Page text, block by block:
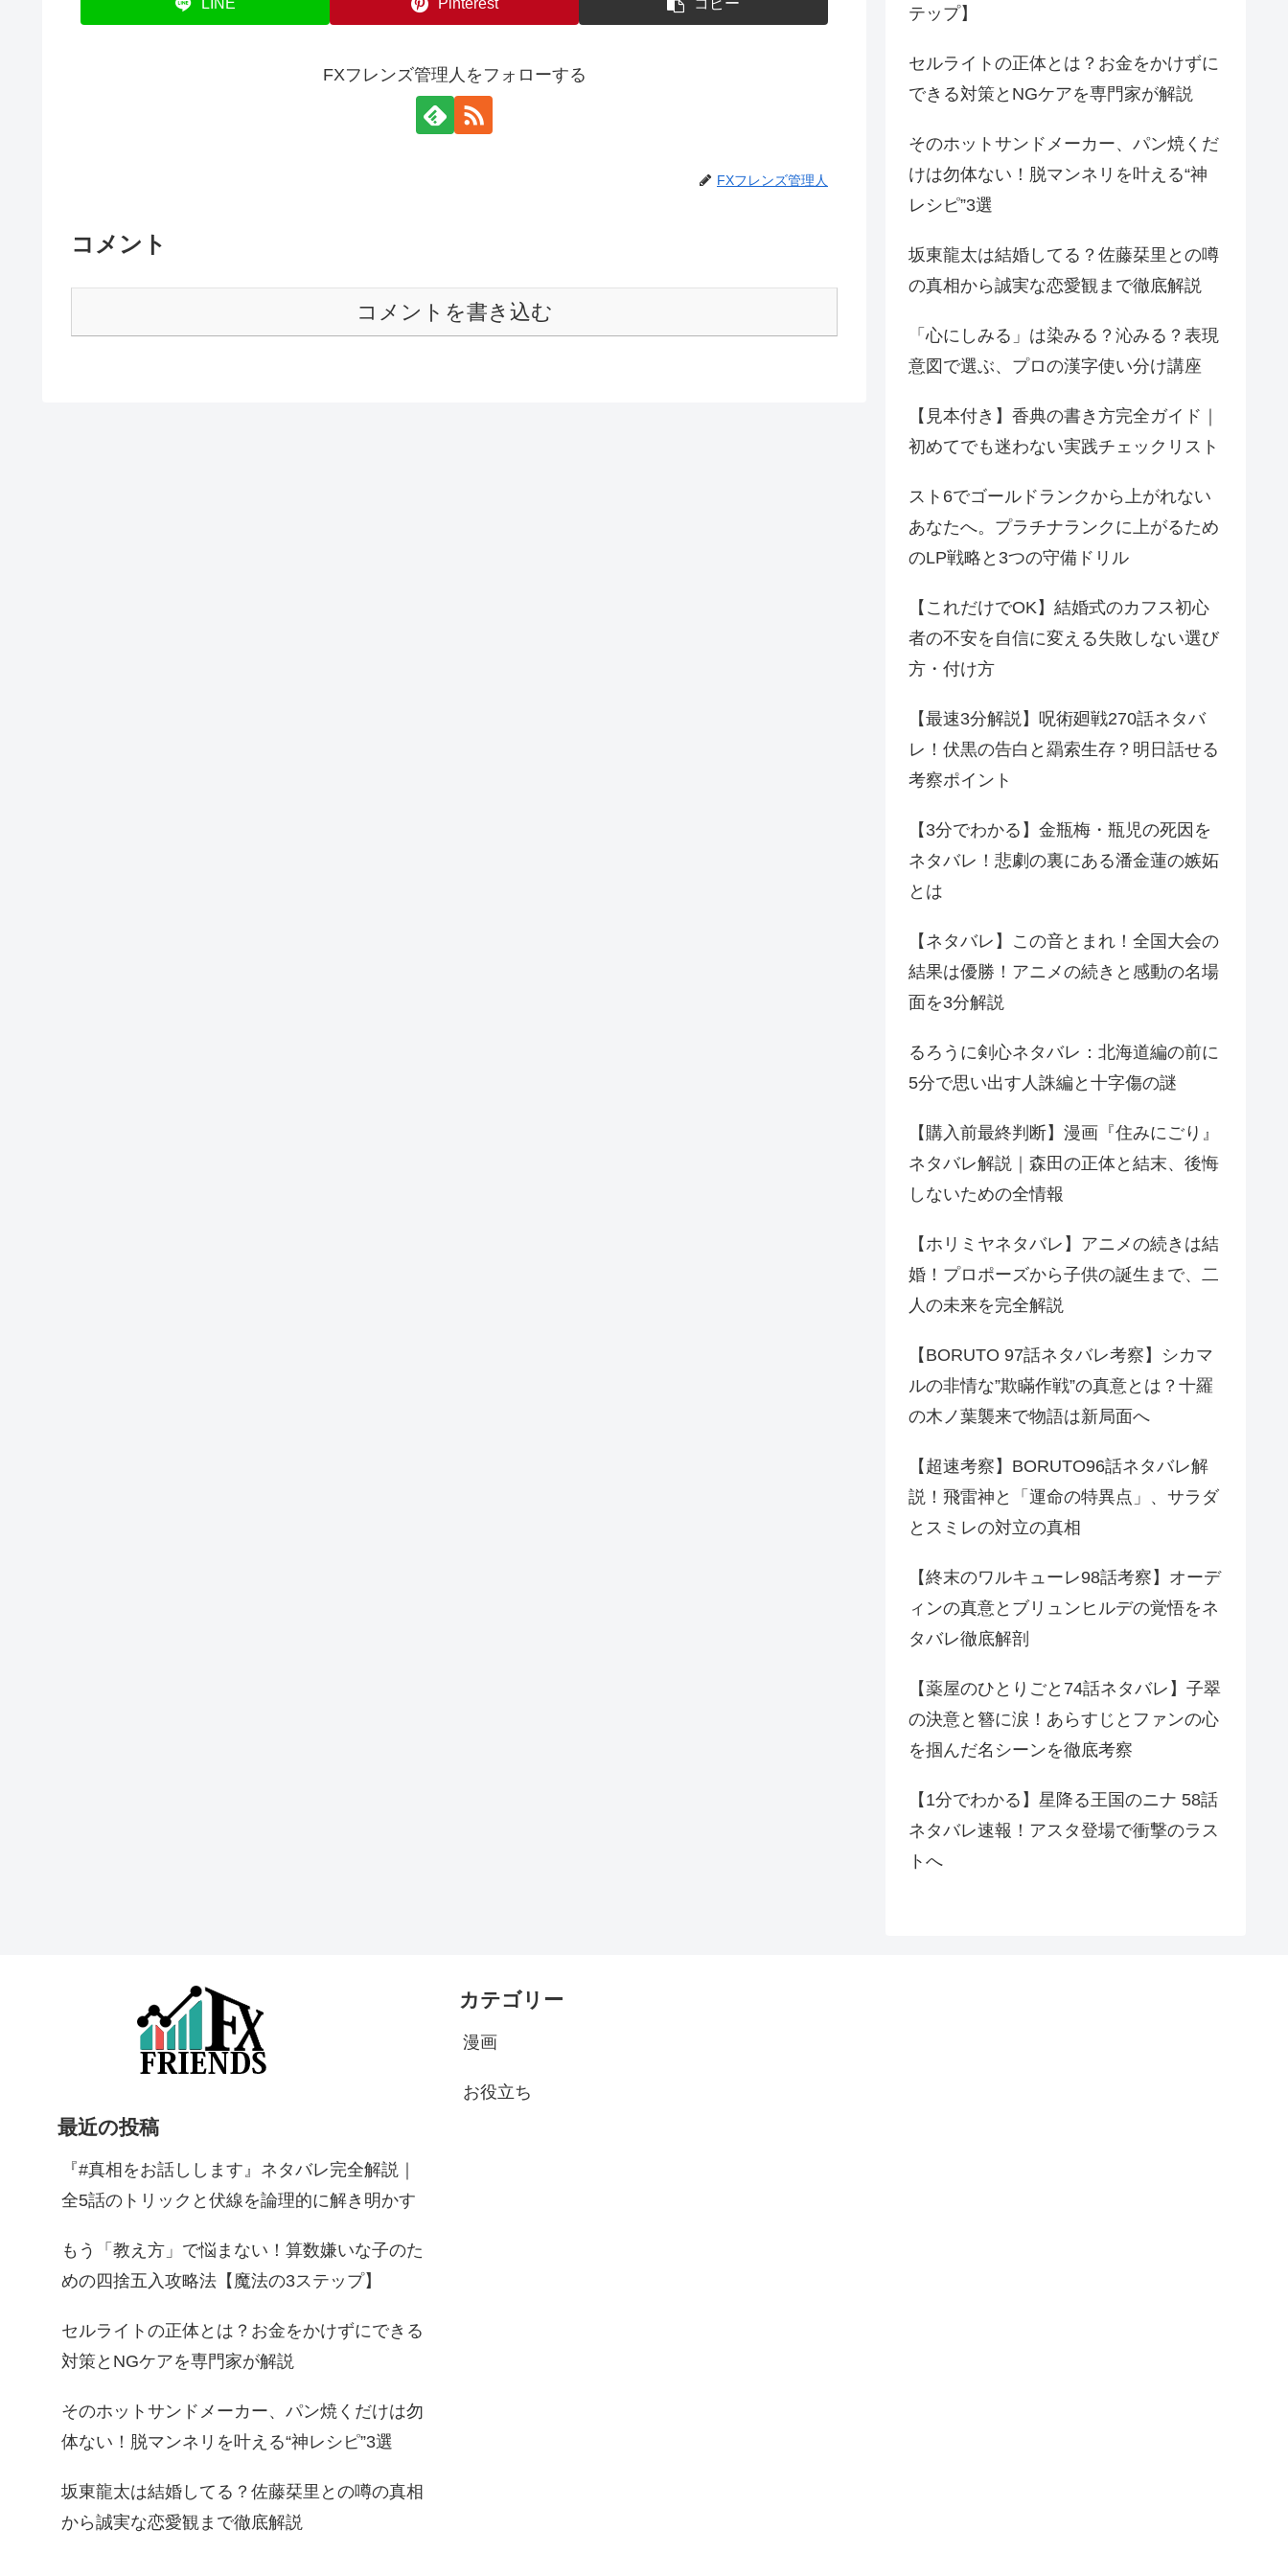
FXフレンズ管理人をフォローする
FXフレンズ管理人
コメント
コメントを書き込む
テップ】
セルライトの正体とは？お金をかけずに
できる対策とNGケアを専門家が解説
そのホットサンドメーカー、パン焼くだ
けは勿体ない！脱マンネリを叶える“神
レシピ”3選
坂東龍太は結婚してる？佐藤栞里との噂
の真相から誠実な恋愛観まで徹底解説
「心にしみる」は染みる？沁みる？表現
意図で選ぶ、プロの漢字使い分け講座
【見本付き】香典の書き方完全ガイド｜
初めてでも迷わない実践チェックリスト
スト6でゴールドランクから上がれない
あなたへ。プラチナランクに上がるため
のLP戦略と3つの守備ドリル
【これだけでOK】結婚式のカフス初心
者の不安を自信に変える失敗しない選び
方・付け方
【最速3分解説】呪術廻戦270話ネタバ
レ！伏黒の告白と羂索生存？明日話せる
考察ポイント
【3分でわかる】金瓶梅・瓶児の死因を
ネタバレ！悲劇の裏にある潘金蓮の嫉妬
とは
【ネタバレ】この音とまれ！全国大会の
結果は優勝！アニメの続きと感動の名場
面を3分解説
るろうに剣心ネタバレ：北海道編の前に
5分で思い出す人誅編と十字傷の謎
【購入前最終判断】漫画『住みにごり』
ネタバレ解説｜森田の正体と結末、後悔
しないための全情報
【ホリミヤネタバレ】アニメの続きは結
婚！プロポーズから子供の誕生まで、二
人の未来を完全解説
【BORUTO 97話ネタバレ考察】シカマ
ルの非情な”欺瞞作戦”の真意とは？十羅
の木ノ葉襲来で物語は新局面へ
【超速考察】BORUTO96話ネタバレ解
説！飛雷神と「運命の特異点」、サラダ
とスミレの対立の真相
【終末のワルキューレ98話考察】オーデ
ィンの真意とブリュンヒルデの覚悟をネ
タバレ徹底解剖
【薬屋のひとりごと74話ネタバレ】子翠
の決意と簪に涙！あらすじとファンの心
を掴んだ名シーンを徹底考察
【1分でわかる】星降る王国のニナ 58話
ネタバレ速報！アスタ登場で衝撃のラス
トへ
最近の投稿
『#真相をお話しします』ネタバレ完全解説｜
全5話のトリックと伏線を論理的に解き明かす
もう「教え方」で悩まない！算数嫌いな子のた
めの四捨五入攻略法【魔法の3ステップ】
セルライトの正体とは？お金をかけずにできる
対策とNGケアを専門家が解説
そのホットサンドメーカー、パン焼くだけは勿
体ない！脱マンネリを叶える“神レシピ”3選
坂東龍太は結婚してる？佐藤栞里との噂の真相
から誠実な恋愛観まで徹底解説
カテゴリー
漫画
お役立ち